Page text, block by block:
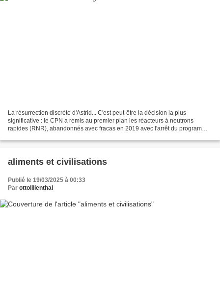
La résurrection discrète d'Astrid... C'est peut-être la décision la plus
significative : le CPN a remis au premier plan les réacteurs à neutrons
rapides (RNR), abandonnés avec fracas en 2019 avec l'arrêt du programme
aliments et civilisations
Publié le 19/03/2025 à 00:33
Par ottolilienthal